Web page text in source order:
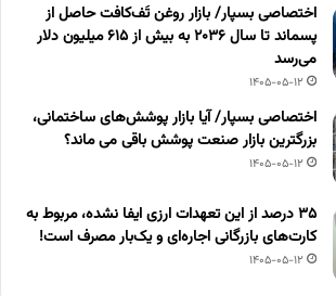
اختصاصی بسپار/ بازار روغن تَف‌کافت حاصل از
پسماند تا سال ۲۰۳۶ به بیش از ۶۱۵ میلیون دلار
می‌رسد
1405-05-12
اختصاصی بسپار/ آیا بازار پوشش‌های ساختمانی،
بزرگترین بازار صنعت پوشش باقی می ماند؟
1405-05-12
۳۵ درصد از این تعهدات ارزی ایفا نشده، مربوط به
کارت‌های بازرگانی اجاره‌ای و یک‌بار مصرف است!
1405-05-12